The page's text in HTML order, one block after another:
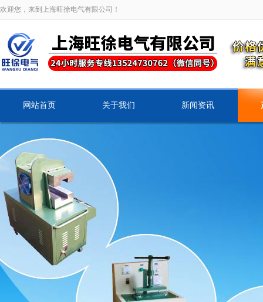
欢迎您，来到上海旺徐电气有限公司！
网站首页 关于我们 新闻资讯